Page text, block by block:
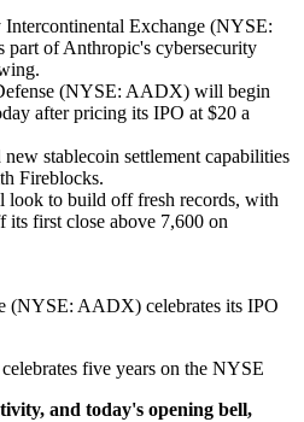
Exchange (NYSE:
part of Anthropic's cybersecurity
(NYSE: AADX) will begin
after pricing its IPO at $20 a
stablecoin settlement capabilities
Fireblocks.
look to build off fresh records, with
its first close above 7,600 on
(NYSE: AADX) celebrates its IPO
five years on the NYSE
and today's opening bell,